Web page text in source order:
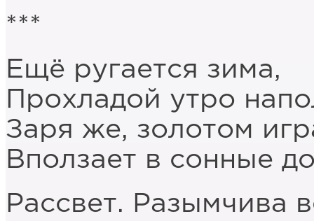
***
Ещё ругается зима,
Прохладой утро
Заря же, золотом
Вползает в сонные
Рассвет. Разымчива